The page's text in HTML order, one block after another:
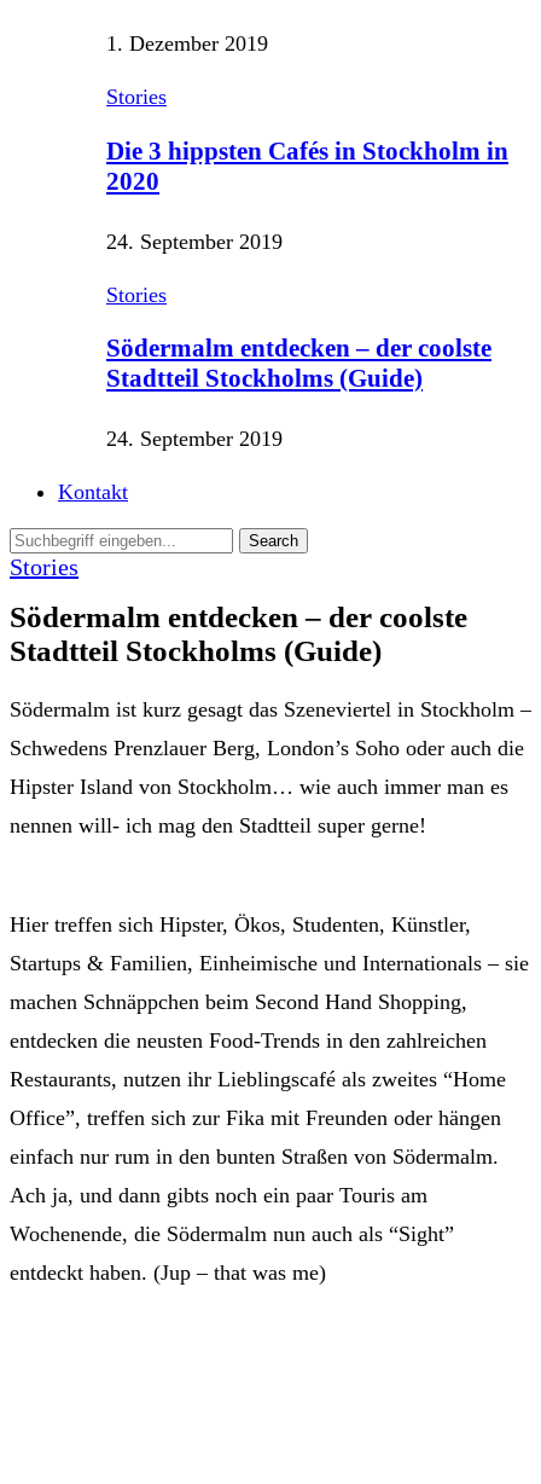
1. Dezember 2019
Stories
Die 3 hippsten Cafés in Stockholm in
2020
24. September 2019
Stories
Södermalm entdecken – der coolste
Stadtteil Stockholms (Guide)
24. September 2019
Kontakt
Stories
Södermalm entdecken – der coolste
Stadtteil Stockholms (Guide)
Södermalm ist kurz gesagt das Szeneviertel in Stockholm –
Schwedens Prenzlauer Berg, London’s Soho oder auch die
Hipster Island von Stockholm… wie auch immer man es
nennen will- ich mag den Stadtteil super gerne!
Hier treffen sich Hipster, Ökos, Studenten, Künstler,
Startups & Familien, Einheimische und Internationals – sie
machen Schnäppchen beim Second Hand Shopping,
entdecken die neusten Food-Trends in den zahlreichen
Restaurants, nutzen ihr Lieblingscafé als zweites “Home
Office”, treffen sich zur Fika mit Freunden oder hängen
einfach nur rum in den bunten Straßen von Södermalm.
Ach ja, und dann gibts noch ein paar Touris am
Wochenende, die Södermalm nun auch als “Sight”
entdeckt haben. (Jup – that was me)